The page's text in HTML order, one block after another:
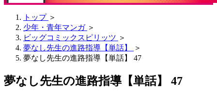
トップ ＞
少年・青年マンガ ＞
ビッグコミックスピリッツ ＞
夢なし先生の進路指導【単話】
＞
夢なし先生の進路指導【単話】 47
夢なし先生の進路指導【単話】 47